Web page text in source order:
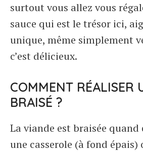
surtout vous allez vous
sauce qui est le trésor ici,
unique, même simplement
c’est délicieux.
COMMENT RÉALISER
BRAISÉ ?
La viande est braisée
une casserole (à fond épais)